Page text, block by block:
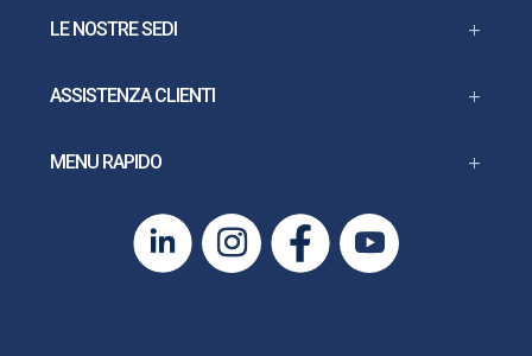
LE NOSTRE SEDI
ASSISTENZA CLIENTI
MENU RAPIDO